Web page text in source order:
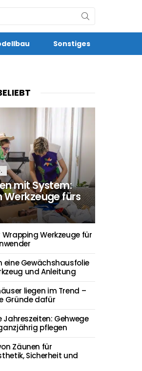
Sonstiges
mit System:
Werkzeuge fürs
Werkzeuge für
eine Gewächshausfolie
und Anleitung
liegen im Trend –
Gründe dafür
Jahreszeiten: Gehwege
pflegen
Zäunen für
Sicherheit und